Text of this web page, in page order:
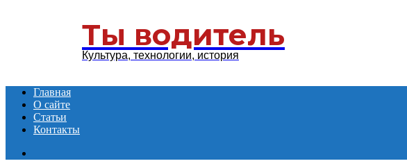
Ты водитель
Культура, технологии, история
Главная
О сайте
Статьи
Контакты